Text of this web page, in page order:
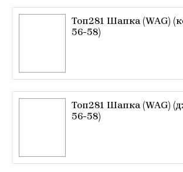
Топ281 Шапка (WAG)
56-58)
Топ281 Шапка (WAG)
56-58)